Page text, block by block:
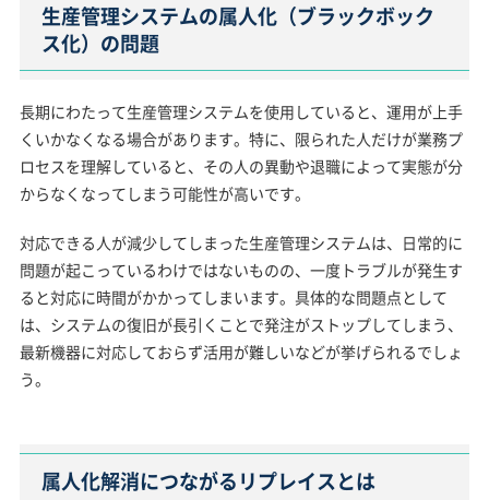
生産管理システムの属人化（ブラックボック
ス化）の問題
長期にわたって生産管理システムを使用していると、運用が上手
くいかなくなる場合があります。特に、限られた人だけが業務プ
ロセスを理解していると、その人の異動や退職によって実態が分
からなくなってしまう可能性が高いです。
対応できる人が減少してしまった生産管理システムは、日常的に
問題が起こっているわけではないものの、一度トラブルが発生す
ると対応に時間がかかってしまいます。具体的な問題点として
は、システムの復旧が長引くことで発注がストップしてしまう、
最新機器に対応しておらず活用が難しいなどが挙げられるでしょ
う。
属人化解消につながるリプレイスとは